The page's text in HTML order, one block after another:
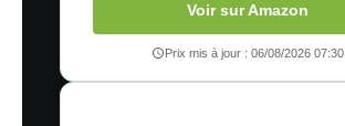
Voir sur Amazon
Prix mis à jour : 06/08/2026 07:30